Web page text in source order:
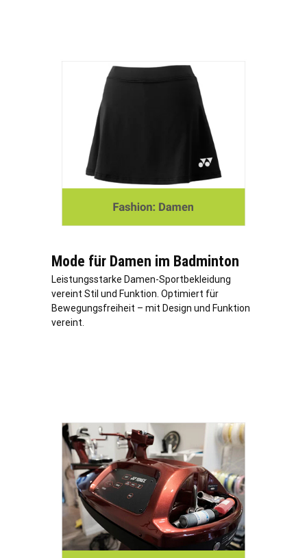
Mode für Damen im Badminton
Leistungsstarke Damen-Sportbekleidung
vereint Stil und Funktion. Optimiert für
Bewegungsfreiheit – mit Design und Funktion
vereint.